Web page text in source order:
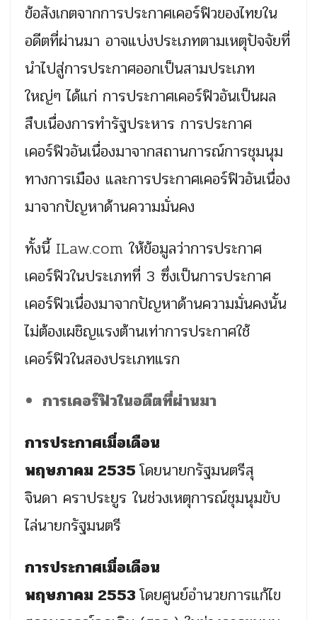
ข้อสังเกตจากการประกาศเคอร์ฟิวของไทยใน
อดีตที่ผ่านมา อาจแบ่งประเภทตามเหตุปัจจัยที่
นำไปสู่การประกาศออกเป็นสามประเภท
ใหญ่ๆ ได้แก่ การประกาศเคอร์ฟิวอันเป็นผล
สืบเนื่องการทำรัฐประหาร การประกาศ
เคอร์ฟิวอันเนื่องมาจากสถานการณ์การชุมนุม
ทางการเมือง และการประกาศเคอร์ฟิวอันเนื่อง
มาจากปัญหาด้านความมั่นคง
ทั้งนี้ ILaw.com ให้ข้อมูลว่าการประกาศ
เคอร์ฟิวในประเภทที่ 3 ซึ่งเป็นการประกาศ
เคอร์ฟิวเนื่องมาจากปัญหาด้านความมั่นคงนั้น
ไม่ต้องเผชิญแรงต้านเท่าการประกาศใช้
เคอร์ฟิวในสองประเภทแรก
การเคอร์ฟิวในอดีตที่ผ่านมา
การประกาศเมื่อเดือน
พฤษภาคม 2535โดยนายกรัฐมนตรีสุ
จินดา คราประยูร ในช่วงเหตุการณ์ชุมนุมขับ
ไล่นายกรัฐมนตรี
การประกาศเมื่อเดือน
พฤษภาคม 2553โดยศูนย์อำนวยการแก้ไข